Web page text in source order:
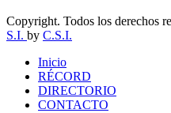
Copyright. Todos los derechos
S.I. by C.S.I.
Inicio
RÉCORD
DIRECTORIO
CONTACTO